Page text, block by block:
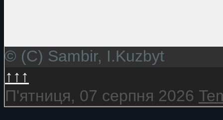
© (C) Sambir, I.Kuzbyt
↑↑↑
П'ятниця, 07 серпня 2026